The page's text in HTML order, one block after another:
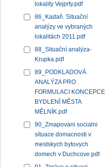
lokality Vejprty.pdf
86_Kadaň. Situační
analýzy ve vybraných
lokalitách 2011.pdf
88_Situační analýza-
Krupka.pdf
89_PODKLADOVÁ
ANALÝZA PRO
FORMULACI KONCEPCE
BYDLENÍ MĚSTA
MĚLNÍK.pdf
90_Zmapovani socialni
situace domacnosti v
mestskych bytovych
domech v Duchcove.pdf